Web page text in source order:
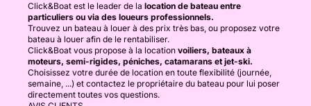
Click&Boat est le leader de la location de bateau entre
particuliers ou via des loueurs professionnels.
Trouvez un bateau à louer à des prix très bas, ou proposez votre
bateau à louer afin de le rentabiliser.
Click&Boat vous propose à la location voiliers, bateaux à
moteurs, semi-rigides, péniches, catamarans et jet-ski.
Choisissez votre durée de location en toute flexibilité (journée,
semaine, ...) et contactez le propriétaire du bateau pour lui poser
directement toutes vos questions.